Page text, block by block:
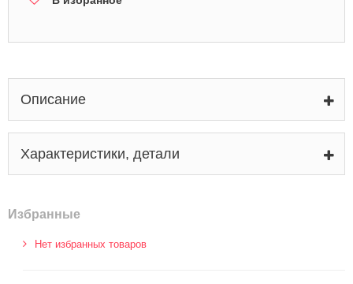
Описание
Характеристики, детали
Избранные
Нет избранных товаров